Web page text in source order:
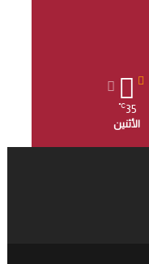
35
℃
الأثنين